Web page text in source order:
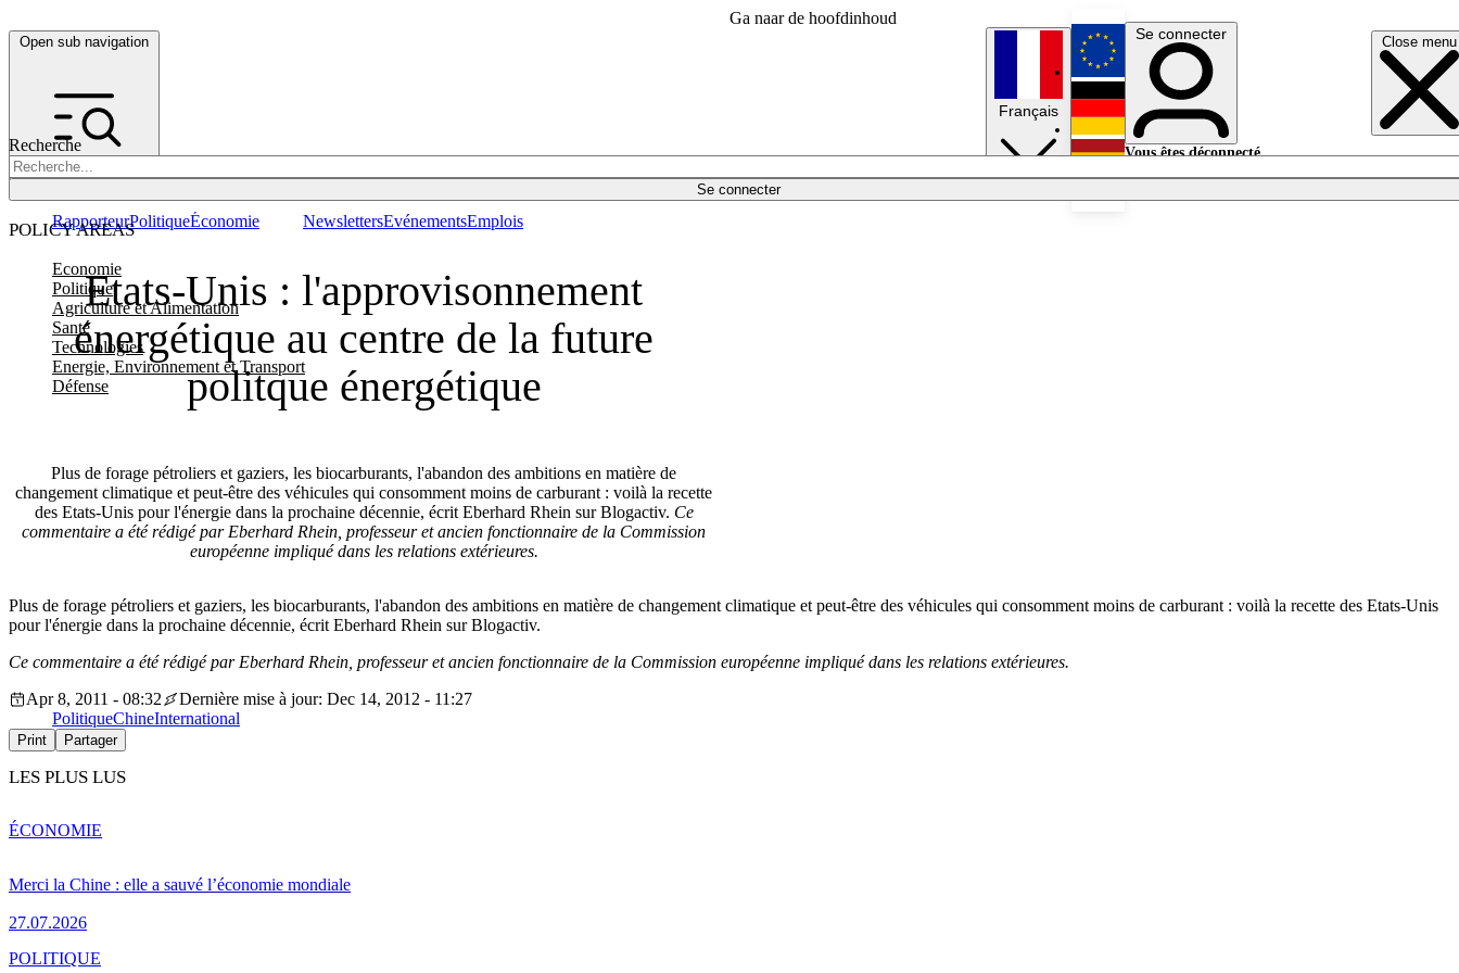
Ga naar de hoofdinhoud
Open sub navigation Close menu
Recherche
Se connecter
POLICY AREAS
Economie
Politique
Agriculture et Alimentation
Santé
Technologies
Energie, Environnement et Transport
Défense
RapporteurPolitiqueÉconomie NewslettersEvénementsEmplois
Français
English
Deutsch
Se connecter
Vous êtes déconnecté.
Etats-Unis : l'approvisonnement
énergétique au centre de la future
politque énergétique
Plus de forage pétroliers et gaziers, les biocarburants, l'abandon des ambitions en matière de
changement climatique et peut-être des véhicules qui consomment moins de carburant : voilà la recette
des Etats-Unis pour l'énergie dans la prochaine décennie, écrit Eberhard Rhein sur Blogactiv. Ce
commentaire a été rédigé par Eberhard Rhein, professeur et ancien fonctionnaire de la Commission
européenne impliqué dans les relations extérieures.
Plus de forage pétroliers et gaziers, les biocarburants, l'abandon des ambitions en matière de changement climatique et peut-être des véhicules qui consomment moins de carburant : voilà la recette des Etats-Unis
pour l'énergie dans la prochaine décennie, écrit Eberhard Rhein sur Blogactiv.
Ce commentaire a été rédigé par Eberhard Rhein, professeur et ancien fonctionnaire de la Commission européenne impliqué dans les relations extérieures.
Apr 8, 2011 - 08:32
Dernière mise à jour: Dec 14, 2012 - 11:27
PolitiqueChineInternational
Print Partager
LES PLUS LUS
Merci la Chine : elle a sauvé l’économie mondiale
27.07.2026
ÉCONOMIE
POLITIQUE